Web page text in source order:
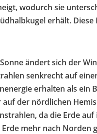
wodurch sie
erhält.
ändert sich der
senkrecht auf
erhalten als ein
der nördlichen
da die Erde
mehr nach Norden